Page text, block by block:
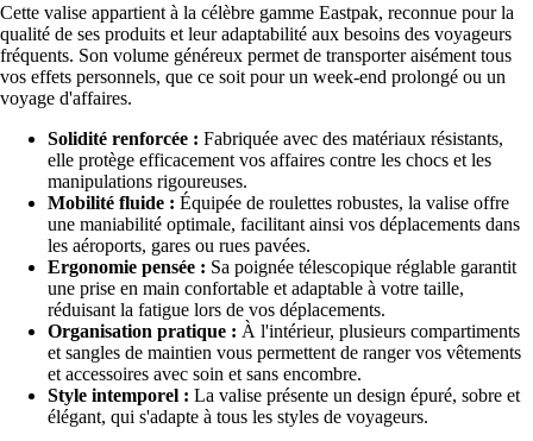
Cette valise appartient à la célèbre gamme Eastpak, reconnue pour la
qualité de ses produits et leur adaptabilité aux besoins des voyageurs
fréquents. Son volume généreux permet de transporter aisément tous
vos effets personnels, que ce soit pour un week-end prolongé ou un
voyage d'affaires.
Solidité renforcée : Fabriquée avec des matériaux résistants,
elle protège efficacement vos affaires contre les chocs et les
manipulations rigoureuses.
Mobilité fluide : Équipée de roulettes robustes, la valise offre
une maniabilité optimale, facilitant ainsi vos déplacements dans
les aéroports, gares ou rues pavées.
Ergonomie pensée : Sa poignée télescopique réglable garantit
une prise en main confortable et adaptable à votre taille,
réduisant la fatigue lors de vos déplacements.
Organisation pratique : À l'intérieur, plusieurs compartiments
et sangles de maintien vous permettent de ranger vos vêtements
et accessoires avec soin et sans encombre.
Style intemporel : La valise présente un design épuré, sobre et
élégant, qui s'adapte à tous les styles de voyageurs.